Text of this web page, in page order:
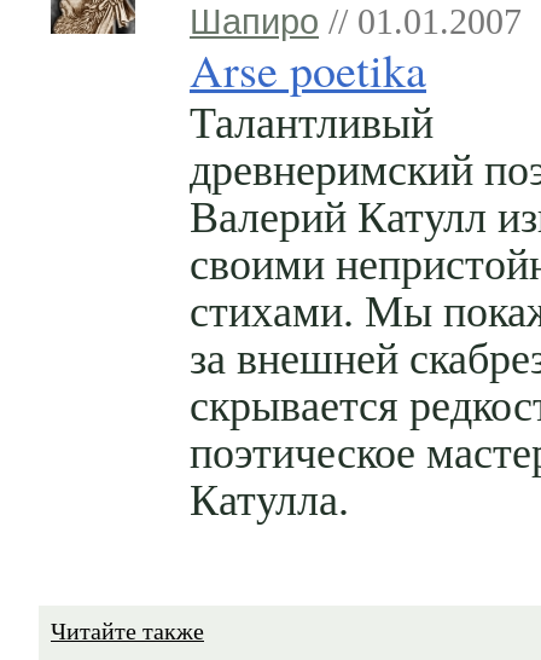
Шапиро // 01.01.2007
Arse poetika
Талантливый
древнеримский
Валерий Катулл
своими
стихами. Мы
за внешней
скрывается
поэтическое
Катулла.
Читайте также